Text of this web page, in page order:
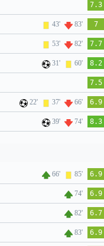
7.3
43' 83' 7
53' 82' 7.7
31' 60' 8.2
7.5
22' 37' 66' 6.9
39' 74' 8.3
66' 85' 6.9
74' 6.9
82' 6.7
83' 6.9